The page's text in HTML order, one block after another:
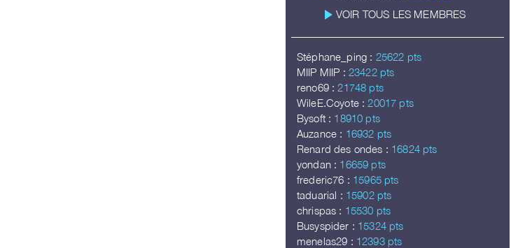
play_arrow VOIR TOUS LES MEMBRES
Stéphane_ping : 25622 pts
MIIP MIIP : 23422 pts
reno69 : 21748 pts
WileE.Coyote : 20017 pts
Bysoft : 18910 pts
Auzance : 16932 pts
Renard des ondes : 16824 pts
yondan : 16659 pts
frederic76 : 15965 pts
taduarial : 15902 pts
chrispas : 15530 pts
Busyspider : 15324 pts
menelas29 : 12393 pts